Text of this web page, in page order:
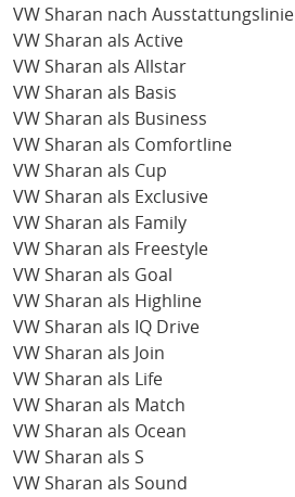
VW Sharan nach Ausstattungslinie
VW Sharan als Active
VW Sharan als Allstar
VW Sharan als Basis
VW Sharan als Business
VW Sharan als Comfortline
VW Sharan als Cup
VW Sharan als Exclusive
VW Sharan als Family
VW Sharan als Freestyle
VW Sharan als Goal
VW Sharan als Highline
VW Sharan als IQ Drive
VW Sharan als Join
VW Sharan als Life
VW Sharan als Match
VW Sharan als Ocean
VW Sharan als S
VW Sharan als Sound